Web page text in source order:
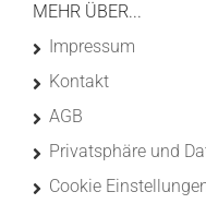
MEHR ÜBER...
Impressum
Kontakt
AGB
Privatsphäre und
Cookie